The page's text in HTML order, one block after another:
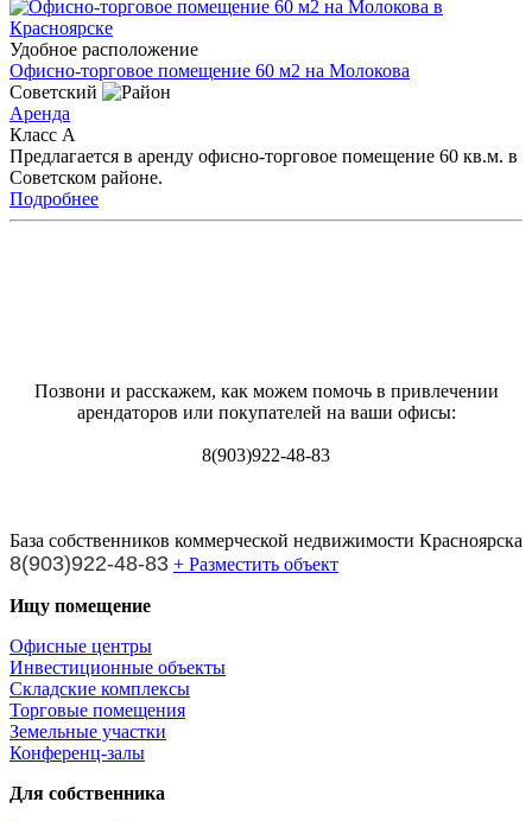
Удобное расположение
Офисно-торговое помещение 60 м2 на Молокова
Советский
Аренда
Класс A
Предлагается в аренду офисно-торговое помещение 60 кв.м. в
Советском районе.
Подробнее
Позвони и расскажем, как можем помочь в привлечении
арендаторов или покупателей на ваши офисы:
8(903)922-48-83
База собственников коммерческой недвижимости Красноярска
8(903)922-48-83 + Разместить объект
Ищу помещение
Офисные центры
Инвестиционные объекты
Складские комплексы
Торговые помещения
Земельные участки
Конференц-залы
Для собственника